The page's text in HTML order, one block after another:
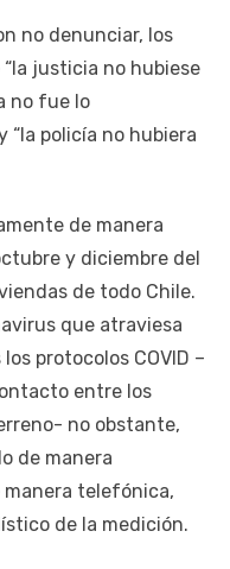
no denunciar, los
justicia no hubiese
no fue lo
“la policía no hubiera
de manera
y diciembre del
de todo Chile.
que atraviesa
protocolos COVID –
entre los
no obstante,
de manera
manera telefónica,
de la medición.